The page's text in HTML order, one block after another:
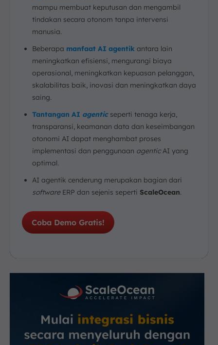
mampu membuat keputusan dan mengambil
tindakan secara otonom tanpa intervensi
manusia.
Beberapa manfaat AI agentik antara lain
meningkatkan efisiensi, mengurangi biaya
operasional, meningkatkan kepuasan pelanggan,
skalabilitas baik, inovasi dan meningkatkan daya
saing.
Tantangan AI agenticseperti tenaga kerja,
transparansi, keamanan data dan keseimbangan
otonomi AI dapat menghambat proses
implementasi dan penggunaan agenticAI yang
optimal.
AI agentik cenderung merupakan bagian dari
softwareERP dan sejenis seperti ScaleOcean.
Coba Demo Gratis!